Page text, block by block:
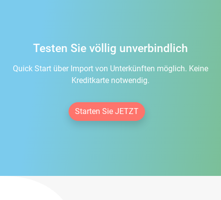
Testen Sie völlig unverbindlich
Quick Start über Import von Unterkünften möglich. Keine
Kreditkarte notwendig.
Starten Sie JETZT